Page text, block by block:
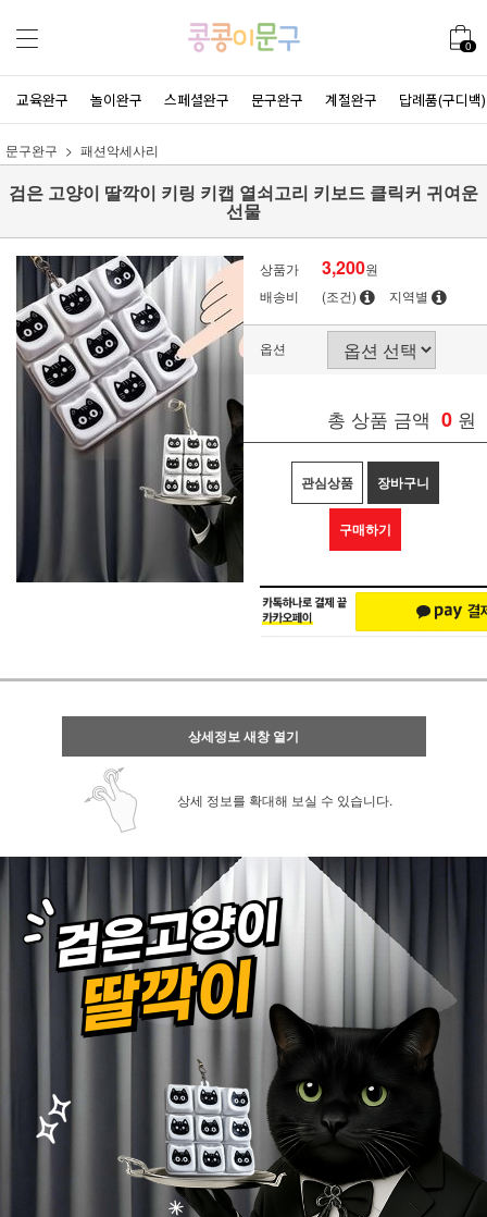
0
교육완구 놀이완구 스페셜완구 문구완구 계절완구 답례품(구디백)
문구완구 패션악세사리
검은 고양이 딸깍이 키링 키캡 열쇠고리 키보드 클릭커 귀여운
선물
상품가 3,200원
배송비
(조건) 지역별
옵션
총 상품 금액 0 원
관심상품 장바구니
구매하기
상세정보 새창 열기
상세 정보를 확대해 보실 수 있습니다.